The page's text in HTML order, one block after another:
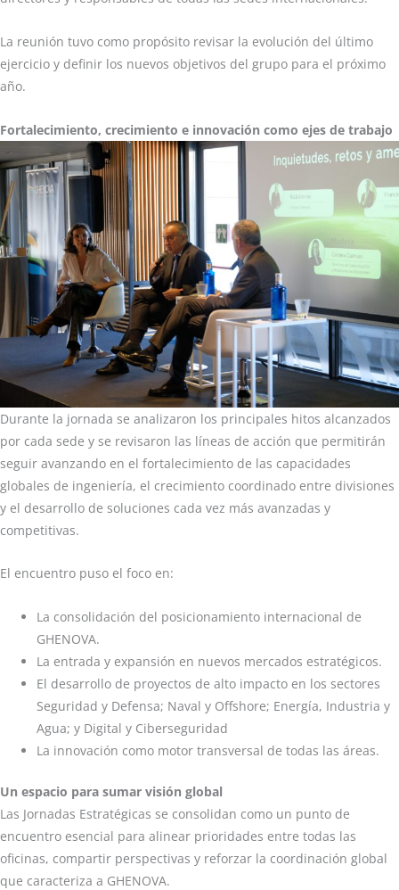
La reunión tuvo como propósito revisar la evolución del último
ejercicio y definir los nuevos objetivos del grupo para el próximo
año.
Fortalecimiento, crecimiento e innovación como ejes de trabajo
Durante la jornada se analizaron los principales hitos alcanzados
por cada sede y se revisaron las líneas de acción que permitirán
seguir avanzando en el fortalecimiento de las capacidades
globales de ingeniería, el crecimiento coordinado entre divisiones
y el desarrollo de soluciones cada vez más avanzadas y
competitivas.
El encuentro puso el foco en:
La consolidación del posicionamiento internacional de
GHENOVA.
La entrada y expansión en nuevos mercados estratégicos.
El desarrollo de proyectos de alto impacto en los sectores
Seguridad y Defensa; Naval y Offshore; Energía, Industria y
Agua; y Digital y Ciberseguridad
La innovación como motor transversal de todas las áreas.
Un espacio para sumar visión global
Las Jornadas Estratégicas se consolidan como un punto de
encuentro esencial para alinear prioridades entre todas las
oficinas, compartir perspectivas y reforzar la coordinación global
que caracteriza a GHENOVA.